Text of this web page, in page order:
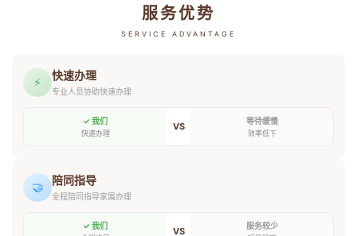
服务优势
SERVICE ADVANTAGE
⚡ 快速办理
专业人员协助快速办理
✓ 我们
快速办理
VS 等待缓慢
效率低下
🤝 陪同指导
全程陪同指导家属办理
✓ 我们 VS 服务较少